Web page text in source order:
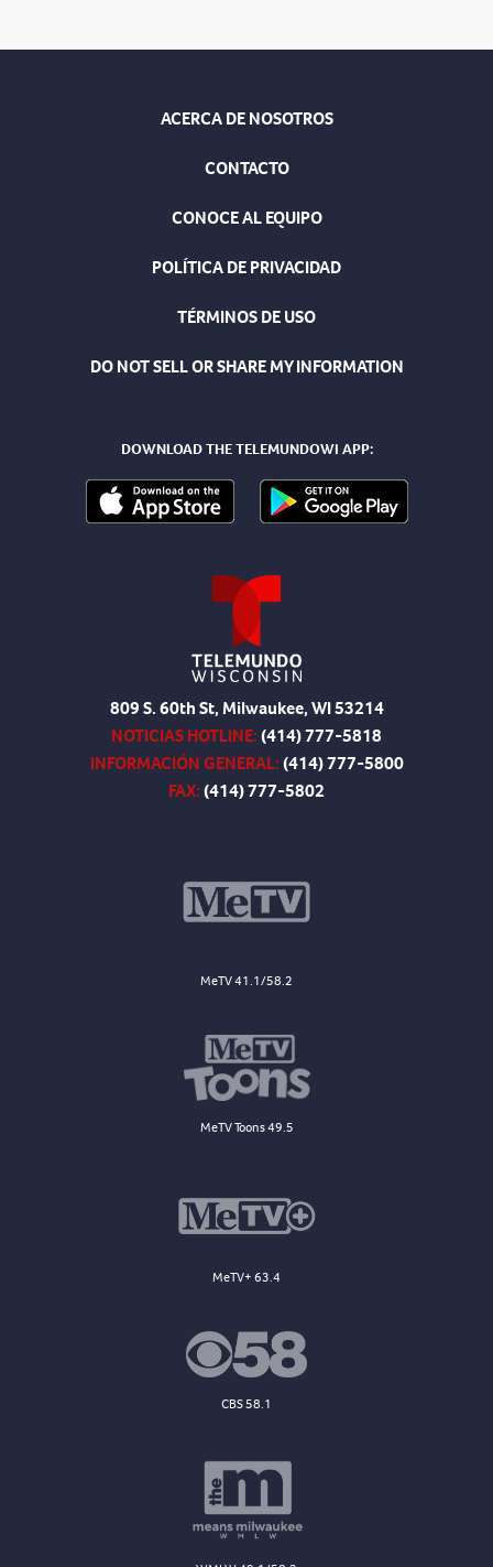
ACERCA DE NOSOTROS
CONTACTO
CONOCE AL EQUIPO
POLÍTICA DE PRIVACIDAD
TÉRMINOS DE USO
DO NOT SELL OR SHARE MY INFORMATION
DOWNLOAD THE TELEMUNDOWI APP:
809 S. 60th St, Milwaukee, WI 53214
NOTICIAS HOTLINE:(414) 777-5818
INFORMACIÓN GENERAL:(414) 777-5800
FAX:(414) 777-5802
MeTV 41.1/58.2
MeTV Toons 49.5
MeTV+ 63.4
CBS 58.1